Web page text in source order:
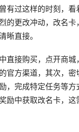
有过这样的时刻，
的更改冲动，改名
晰直接。
直接购买，点开商
官方渠道，其次，
，完成特定任务等
励中获取改名卡，